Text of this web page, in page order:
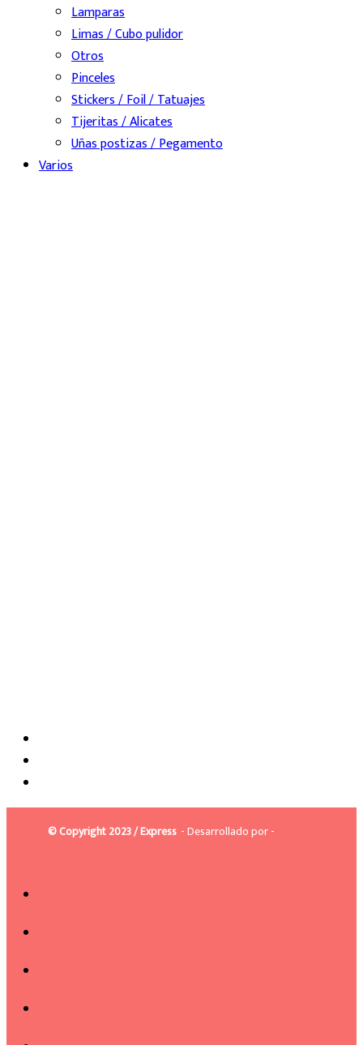
Lamparas
Limas / Cubo pulidor
Otros
Pinceles
Stickers / Foil / Tatuajes
Tijeritas / Alicates
Uñas postizas / Pegamento
Varios
© Copyright 2023 / Express - Desarrollado por -